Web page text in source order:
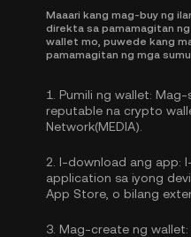
Maaari kang mag-buy ng
direkta sa pamamagitan
wallet mo, puwede kang
pamamagitan ng mga
1. Pumili ng wallet: Mag-
reputable na crypto
Network(MEDIA).
2. I-download ang app:
application sa iyong
App Store, o bilang
3. Mag-create ng wallet: